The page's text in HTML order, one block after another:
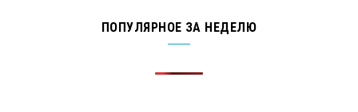
ПОПУЛЯРНОЕ ЗА НЕДЕЛЮ